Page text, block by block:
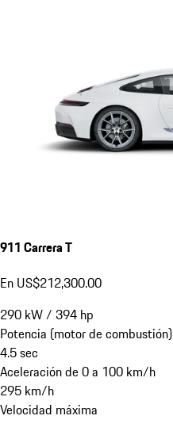
911 Carrera T
En US$212,300.00
290 kW/ 394 hp
Potencia (motor de combustión)
4.5sec
Aceleración de 0 a 100 km/h
295 km/h
Velocidad máxima